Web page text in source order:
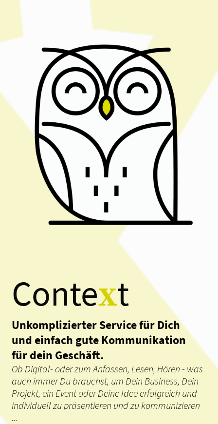
Context
Unkomplizierter Service für Dich
und einfach gute Kommunikation
für dein Geschäft.
Ob Digital- oder zum Anfassen, Lesen, Hören - was
auch immer Du brauchst, um Dein Business, Dein
Projekt, ein Event oder Deine Idee erfolgreich und
individuell zu präsentieren und zu kommunizieren
...